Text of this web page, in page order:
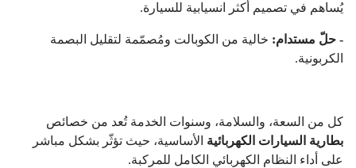
يُساهم في تصميم أكثر انسيابية للسيارة.
- حلّ مستدام: خالية من الكوبالت ومُصمّمة لتقليل البصمة
الكربونية.
كل من السعة، والسلامة، وسنوات الخدمة تُعد من خصائص
بطارية السيارات الكهربائية الأساسية، حيث تؤثّر بشكل مباشر
على أداء النظام الكهربائي الكامل للمركبة.